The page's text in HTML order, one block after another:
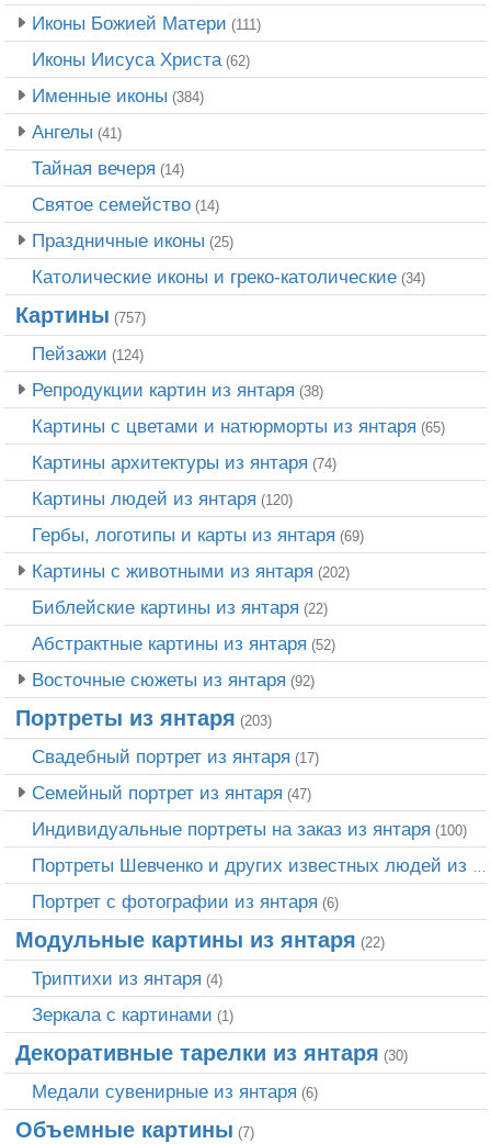
Иконы Божией Матери (111)
Иконы Иисуса Христа(62)
Именные иконы (384)
Ангелы (41)
Тайная вечеря (14)
Святое семейство (14)
Праздничные иконы (25)
Католические иконы и греко-католические (34)
Картины (757)
Пейзажи (124)
Репродукции картин из янтаря (38)
Картины с цветами и натюрморты из янтаря (65)
Картины архитектуры из янтаря (74)
Картины людей из янтаря (120)
Гербы, логотипы и карты из янтаря (69)
Картины с животными из янтаря (202)
Библейские картины из янтаря (22)
Абстрактные картины из янтаря (52)
Восточные сюжеты из янтаря (92)
Портреты из янтаря (203)
Свадебный портрет из янтаря (17)
Семейный портрет из янтаря (47)
Индивидуальные портреты на заказ из янтаря (100)
Портреты Шевченко и других известных людей из янтаря
Портрет c фотографии из янтаря (6)
Модульные картины из янтаря (22)
Триптихи из янтаря (4)
Зеркала с картинами (1)
Декоративные тарелки из янтаря (30)
Медали сувенирные из янтаря (6)
Объемные картины (7)